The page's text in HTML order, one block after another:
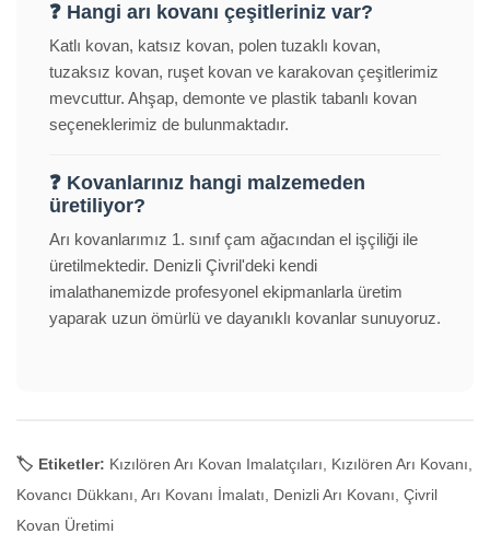
❓ Hangi arı kovanı çeşitleriniz var?
Katlı kovan, katsız kovan, polen tuzaklı kovan,
tuzaksız kovan, ruşet kovan ve karakovan çeşitlerimiz
mevcuttur. Ahşap, demonte ve plastik tabanlı kovan
seçeneklerimiz de bulunmaktadır.
❓ Kovanlarınız hangi malzemeden
üretiliyor?
Arı kovanlarımız 1. sınıf çam ağacından el işçiliği ile
üretilmektedir. Denizli Çivril'deki kendi
imalathanemizde profesyonel ekipmanlarla üretim
yaparak uzun ömürlü ve dayanıklı kovanlar sunuyoruz.
🏷️ Etiketler: Kızılören Arı Kovan Imalatçıları, Kızılören Arı Kovanı,
Kovancı Dükkanı, Arı Kovanı İmalatı, Denizli Arı Kovanı, Çivril
Kovan Üretimi